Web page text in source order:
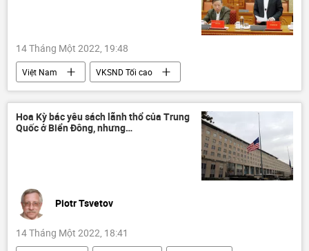
14 Tháng Một 2022, 19:48
Việt Nam
VKSND Tối cao
Сuộc chiến chống tham nhũng ở Việt Nam
Nguyễn Phú Trọng
tội phạm
Hoa Kỳ bác yêu sách lãnh thổ của Trung
Quốc ở Biển Đông, nhưng…
Piotr Tsvetov
14 Tháng Một 2022, 18:41